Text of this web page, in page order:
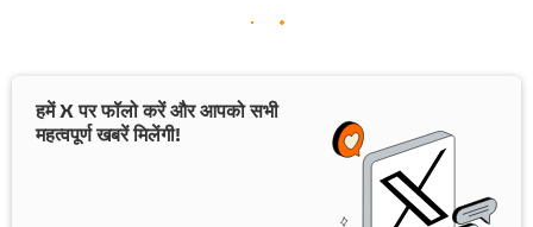
हमें X पर फॉलो करें और आपको सभी
महत्वपूर्ण खबरें मिलेंगी!